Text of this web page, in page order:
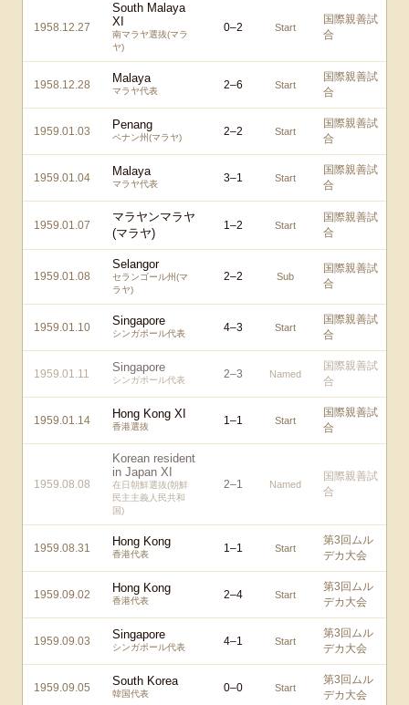
1958.12.27
South Malaya
XI
南マラヤ選抜(マラ
ヤ)
0–2 Start
国際親善試
合
1958.12.28 Malaya
マラヤ代表 2–6 Start
国際親善試
合
1959.01.03 Penang
ペナン州(マラヤ) 2–2 Start
国際親善試
合
1959.01.04 Malaya
マラヤ代表 3–1 Start
国際親善試
合
1959.01.07
マラヤンマラヤ
(マラヤ)
1–2 Start
国際親善試
合
1959.01.08
Selangor
セランゴール州(マ
ラヤ)
2–2 Sub
国際親善試
合
1959.01.10 Singapore
シンガポール代表 4–3 Start
国際親善試
合
1959.01.11 Singapore
シンガポール代表 2–3 Named
国際親善試
合
1959.01.14 Hong Kong XI
香港選抜 1–1 Start
国際親善試
合
1959.08.08
Korean resident
in Japan XI
在日朝鮮選抜(朝鮮
民主主義人民共和
国)
2–1 Named
国際親善試
合
1959.08.31 Hong Kong
香港代表 1–1 Start
第3回ムル
デカ大会
1959.09.02 Hong Kong
香港代表 2–4 Start
第3回ムル
デカ大会
1959.09.03 Singapore
シンガポール代表 4–1 Start
第3回ムル
デカ大会
1959.09.05 South Korea
韓国代表 0–0 Start
第3回ムル
デカ大会